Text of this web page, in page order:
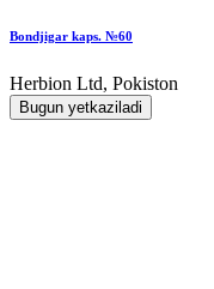
Bondjigar kaps. №60
Herbion Ltd, Pokiston
Bugun yetkaziladi